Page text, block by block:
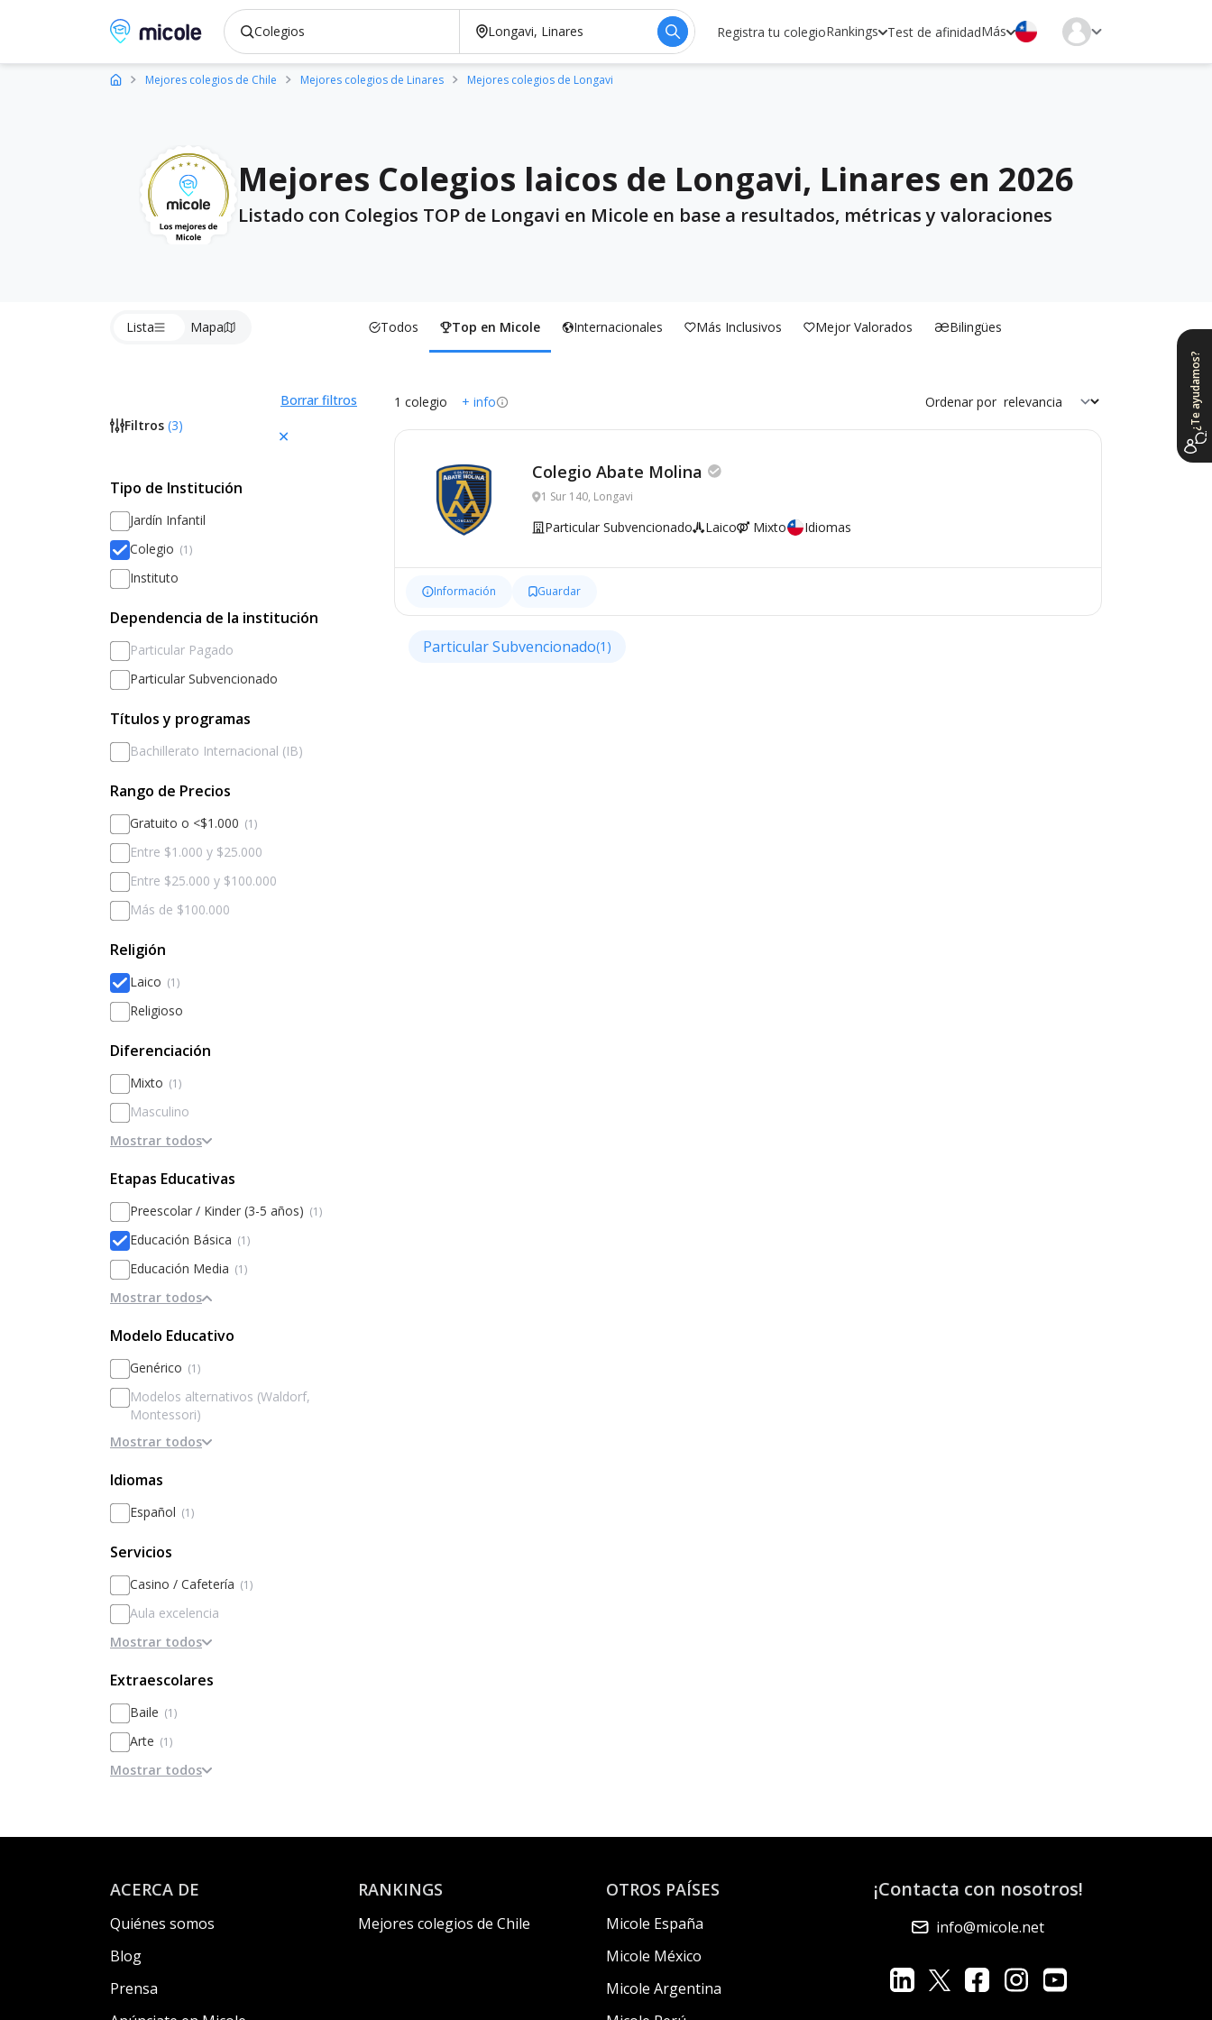
Micole, buscador de colegios Registra tu colegioRankings Test de afinidadMás
Mejores colegios de Chile Mejores colegios de Linares Mejores colegios de Longavi
Mejores Colegios laicos de Longavi, Linares en 2026
Listado con Colegios TOP de Longavi en Micole en base a resultados, métricas y valoraciones
Lista Mapa Todos Top en Micole Internacionales Más Inclusivos Mejor Valorados Bilingües
Filtros (3)
Borrar filtros
Tipo de Institución
Jardín Infantil
Colegio (1)
Instituto
Dependencia de la institución
Particular Pagado
Particular Subvencionado
Títulos y programas
Bachillerato Internacional (IB)
Rango de Precios
Gratuito o <$1.000 (1)
Entre $1.000 y $25.000
Entre $25.000 y $100.000
Más de $100.000
Religión
Laico (1)
Religioso
Diferenciación
Mixto (1)
Masculino
Femenino
Diferenciado por sexos
Mostrar todos
Etapas Educativas
Preescolar / Kinder (3-5 años) (1)
Educación Básica (1)
Educación Media (1)
Mostrar todos
Modelo Educativo
Genérico (1)
Modelos alternativos (Waldorf,
Montessori)
Basado en la disciplina / internados
Basado en el rendimiento y la
Mostrar todos
Idiomas
Español (1)
Servicios
Casino / Cafetería (1)
Aula excelencia
Campamentos
Equipo de mediación
Email antiguos alumnos
Memoria del colegio en web
Vida saludable
Mostrar todos
Extraescolares
Baile (1)
Arte (1)
Multideporte (1)
Clarinete
Flauta travesera
Mostrar todos
1 colegio + info Ordenar por
Colegio Abate Molina
1 Sur 140, Longavi
Particular Subvencionado Laico Mixto Idiomas
Información Guardar
Particular Subvencionado(1)
¿Te ayudamos?
ACERCA DE
Quiénes somos
Blog
Prensa
RANKINGS
Mejores colegios de Chile
OTROS PAÍSES
Micole España
Micole México
Micole Argentina
¡Contacta con nosotros!
info@micole.net